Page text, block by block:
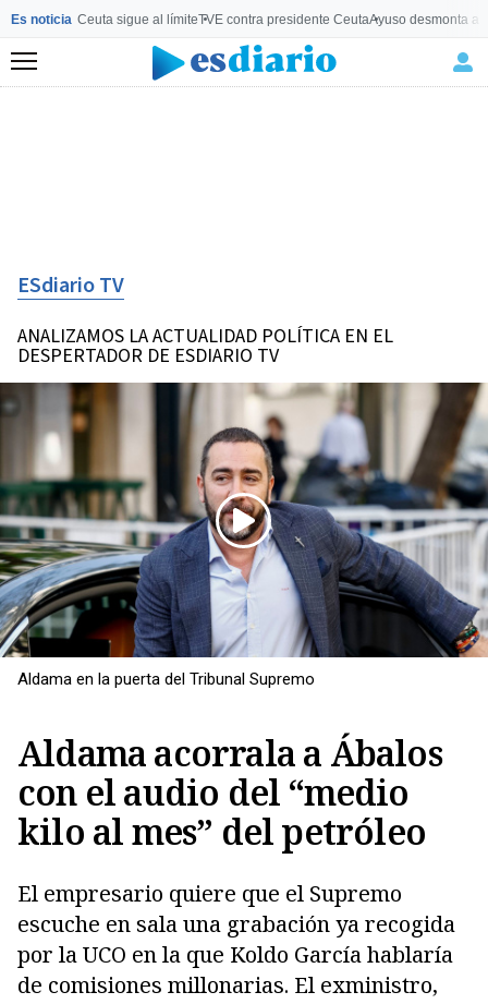
Es noticia Ceuta sigue al límiteTVE contra presidente CeutaAyuso desmonta a
Menú
ESdiario TV
ANALIZAMOS LA ACTUALIDAD POLÍTICA EN EL
DESPERTADOR DE ESDIARIO TV
Aldama en la puerta del Tribunal Supremo
Aldama acorrala a Ábalos
con el audio del “medio
kilo al mes” del petróleo
El empresario quiere que el Supremo
escuche en sala una grabación ya recogida
por la UCO en la que Koldo García hablaría
de comisiones millonarias. El exministro,
Copiar